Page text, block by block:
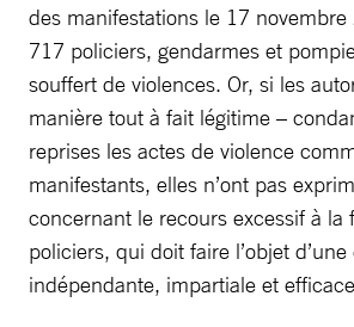
des manifestations le 17
717 policiers, gendarmes et
souffert de violences. Or, si les
manière tout à fait légitime –
reprises les actes de violence
manifestants, elles n’ont pas
concernant le recours excessif à la
policiers, qui doit faire l’objet
indépendante, impartiale et